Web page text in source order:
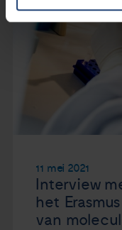
11 mei 2021
Interview
het
van